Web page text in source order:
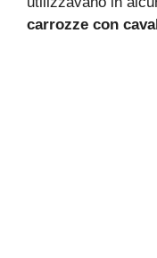
carrozze con